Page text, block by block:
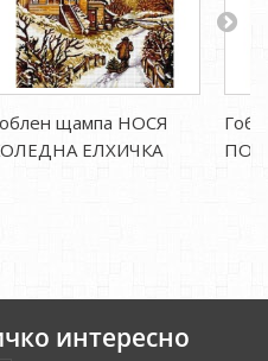
щампа НОСЯ
ЕЛХИЧКА
интересно